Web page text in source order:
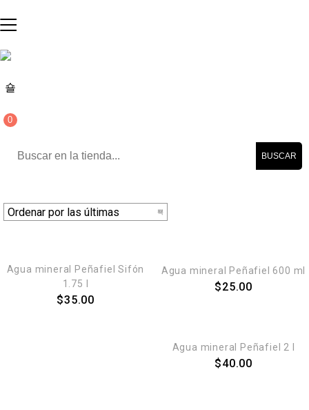
0
BUSCAR
Agua mineral Peñafiel Sifón
1.75 l
$35.00
Agua mineral Peñafiel 600 ml
$25.00
Agua mineral Peñafiel 2 l
$40.00